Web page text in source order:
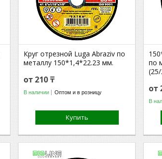
Круг отрезной Luga Abraziv по
металлу 150*1,4*22.23 мм.
от 210 ₸
В наличии Оптом и в розницу
Купить
по
от
В